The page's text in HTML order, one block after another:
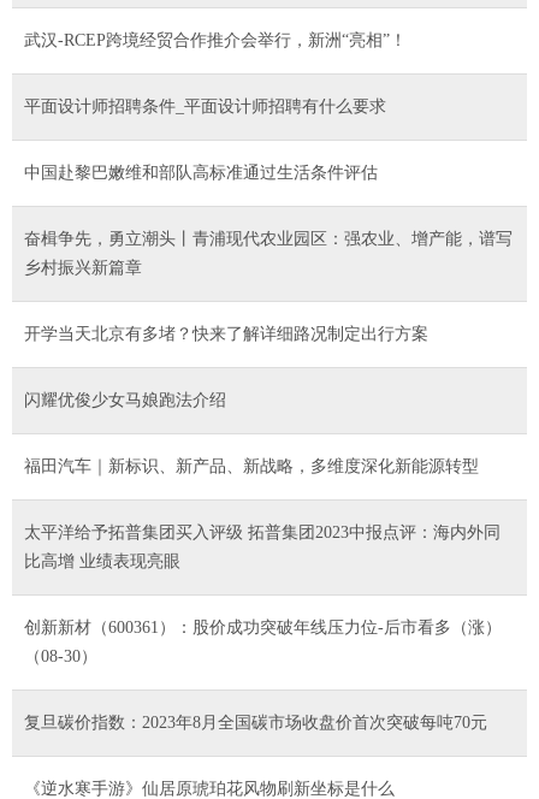
武汉-RCEP跨境经贸合作推介会举行，新洲“亮相”！
平面设计师招聘条件_平面设计师招聘有什么要求
中国赴黎巴嫩维和部队高标准通过生活条件评估
奋楫争先，勇立潮头丨青浦现代农业园区：强农业、增产能，谱写
乡村振兴新篇章
开学当天北京有多堵？快来了解详细路况制定出行方案
闪耀优俊少女马娘跑法介绍
福田汽车｜新标识、新产品、新战略，多维度深化新能源转型
太平洋给予拓普集团买入评级 拓普集团2023中报点评：海内外同
比高增 业绩表现亮眼
创新新材（600361）：股价成功突破年线压力位-后市看多（涨）
（08-30）
复旦碳价指数：2023年8月全国碳市场收盘价首次突破每吨70元
《逆水寒手游》仙居原琥珀花风物刷新坐标是什么